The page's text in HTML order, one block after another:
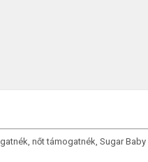
, nőt támogatnék, Sugar Baby